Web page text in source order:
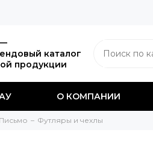
каталог
продукции
О КОМПАНИИ
Письмо Футляры и чехлы